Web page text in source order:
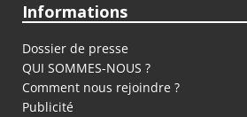
Informations
Dossier de presse
QUI SOMMES-NOUS ?
Comment nous rejoindre ?
Publicité